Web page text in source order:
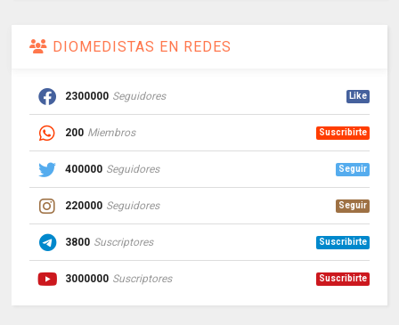
DIOMEDISTAS EN REDES
2300000 Seguidores Like
200 Miembros Suscribirte
400000 Seguidores Seguir
220000 Seguidores Seguir
3800 Suscriptores Suscribirte
3000000 Suscriptores Suscribirte